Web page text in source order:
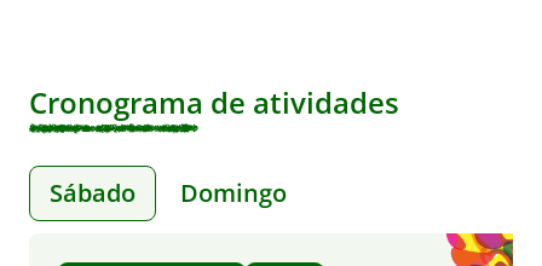
Cronograma de atividades
Sábado Domingo